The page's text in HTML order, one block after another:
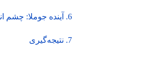
6. آینده جوملا: چشم انداز و توسعه‌ها
7. نتیجه‌گیری